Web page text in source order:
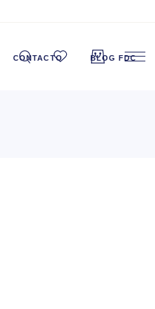
CONTACTO BLOG FDC